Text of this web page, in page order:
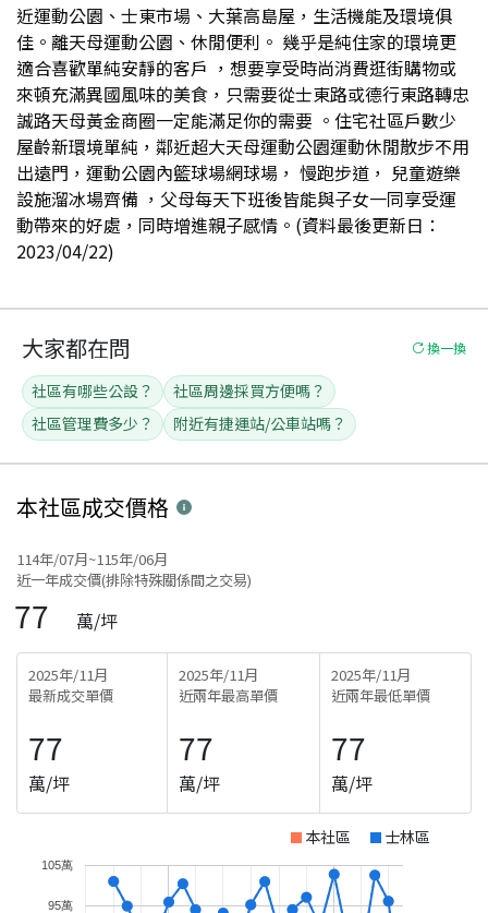
近運動公園、士東市場、大葉高島屋，生活機能及環境俱
佳。離天母運動公園、休閒便利。 幾乎是純住家的環境更
適合喜歡單純安靜的客戶 ，想要享受時尚消費逛街購物或
來頓充滿異國風味的美食，只需要從士東路或德行東路轉忠
誠路天母黃金商圈一定能滿足你的需要 。住宅社區戶數少
屋齡新環境單純，鄰近超大天母運動公園運動休閒散步不用
出遠門，運動公園內籃球場網球場， 慢跑步道， 兒童遊樂
設施溜冰場齊備 ，父母每天下班後皆能與子女一同享受運
動帶來的好處，同時增進親子感情。(資料最後更新日：
2023/04/22)
大家都在問 換一換
社區有哪些公設？
社區周邊採買方便嗎？
社區管理費多少？
附近有捷運站/公車站嗎？
本社區成交價格
114年/07月~115年/06月
近一年成交價(排除特殊關係間之交易)
77 萬/坪
2025年/11月
最新成交單價
77
萬/坪
2025年/11月
近兩年最高單價
77
萬/坪
2025年/11月
近兩年最低單價
77
萬/坪
本社區 士林區
95萬
105萬